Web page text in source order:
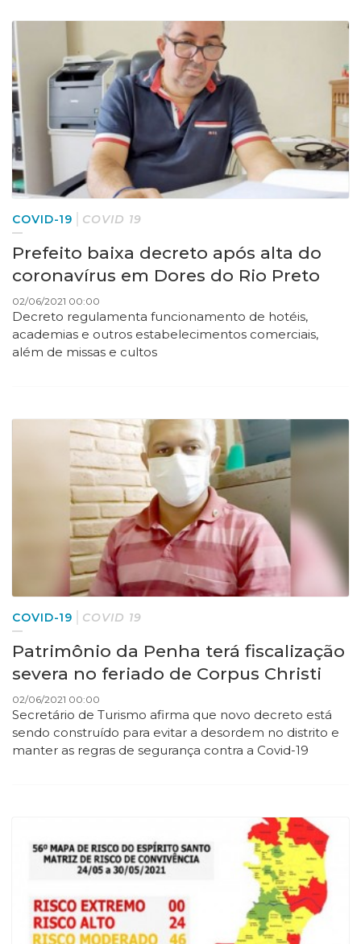
COVID-19 COVID 19
Prefeito baixa decreto após alta do
coronavírus em Dores do Rio Preto
02/06/2021 00:00
Decreto regulamenta funcionamento de hotéis,
academias e outros estabelecimentos comerciais,
além de missas e cultos
COVID-19 COVID 19
Patrimônio da Penha terá fiscalização
severa no feriado de Corpus Christi
02/06/2021 00:00
Secretário de Turismo afirma que novo decreto está
sendo construído para evitar a desordem no distrito e
manter as regras de segurança contra a Covid-19